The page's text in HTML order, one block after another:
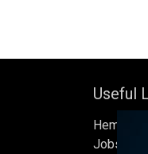
Useful
Hem
Jobs